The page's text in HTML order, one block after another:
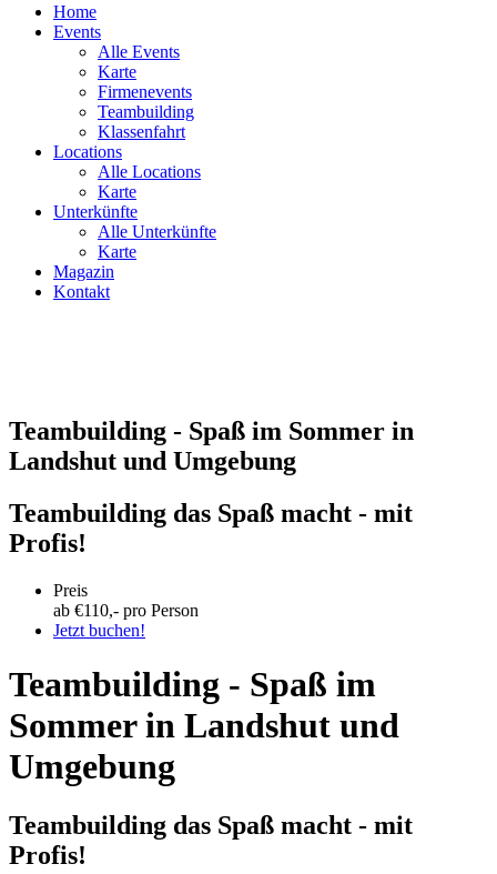
Home
Events
Alle Events
Karte
Firmenevents
Teambuilding
Klassenfahrt
Locations
Alle Locations
Karte
Unterkünfte
Alle Unterkünfte
Karte
Magazin
Kontakt
Teambuilding - Spaß im Sommer in
Landshut und Umgebung
Teambuilding das Spaß macht - mit
Profis!
Preis
ab €110,- pro Person
Jetzt buchen!
Teambuilding - Spaß im
Sommer in Landshut und
Umgebung
Teambuilding das Spaß macht - mit
Profis!